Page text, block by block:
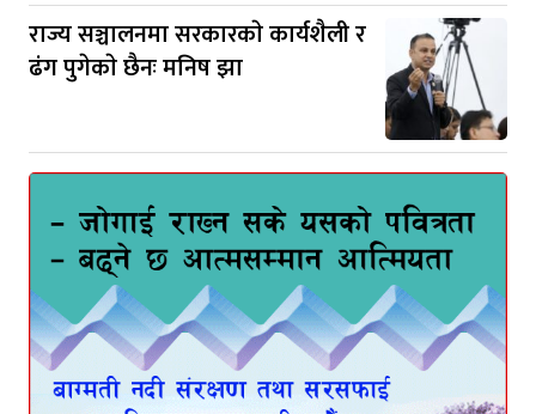
राज्य सञ्चालनमा सरकारकाे कार्यशैली र
ढंग पुगेकाे छैनः मनिष झा